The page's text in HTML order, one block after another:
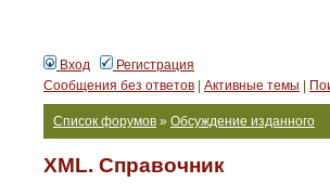
Вход
Регистрация
Сообщения без ответов
Активные темы
Список форумов » Обсуждение изданного
XML. Справочник